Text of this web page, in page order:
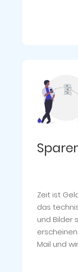
Zeit ist
das
und Bilder
Mail und